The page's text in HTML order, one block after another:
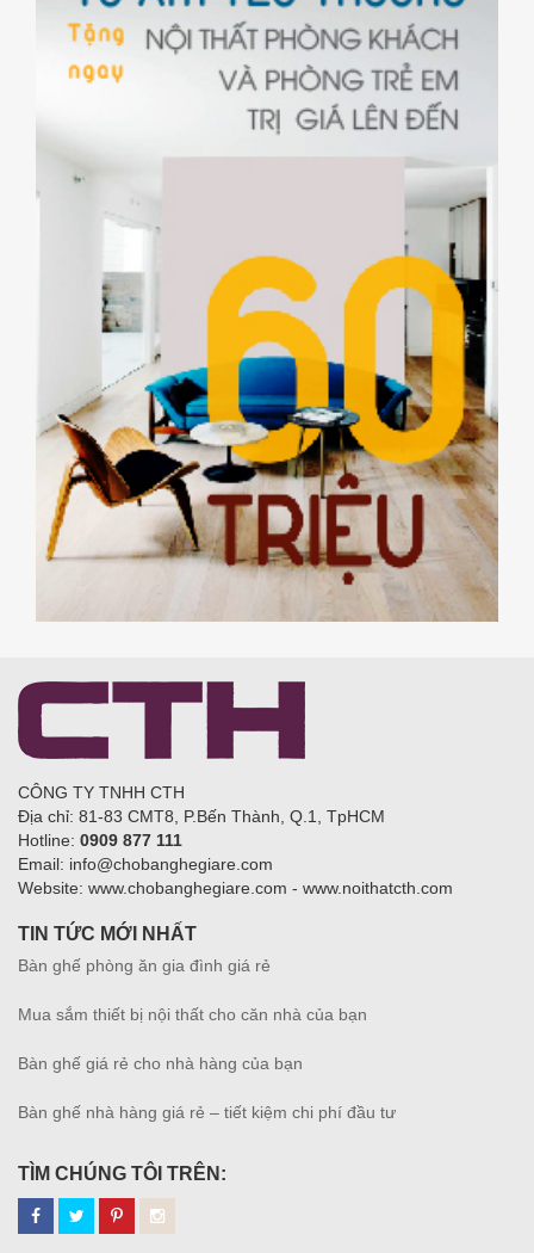
CÔNG TY TNHH CTH
Địa chỉ: 81-83 CMT8, P.Bến Thành, Q.1, TpHCM
Hotline: 0909 877 111
Email: info@chobanghegiare.com
Website: www.chobanghegiare.com - www.noithatcth.com
TIN TỨC MỚI NHẤT
Bàn ghế phòng ăn gia đình giá rẻ
Mua sắm thiết bị nội thất cho căn nhà của bạn
Bàn ghế giá rẻ cho nhà hàng của bạn
Bàn ghế nhà hàng giá rẻ – tiết kiệm chi phí đầu tư
TÌM CHÚNG TÔI TRÊN: